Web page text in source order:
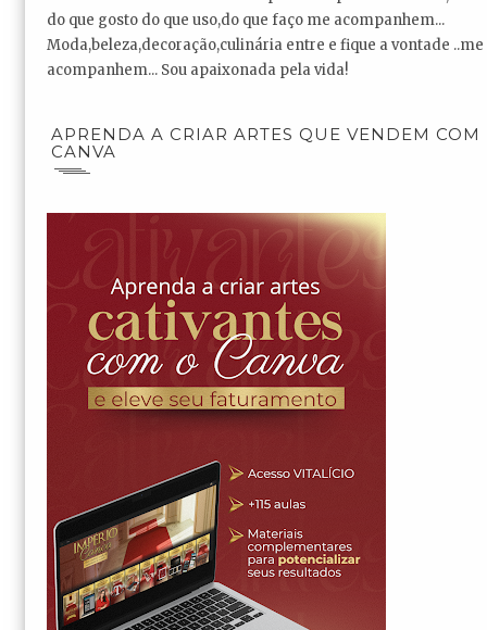
do que gosto do que uso,do que faço me acompanhem...
Moda,beleza,decoração,culinária entre e fique a vontade ..me
acompanhem... Sou apaixonada pela vida!
APRENDA A CRIAR ARTES QUE VENDEM COM
CANVA